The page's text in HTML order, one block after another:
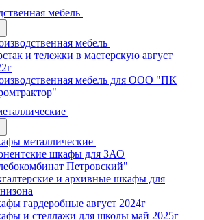
мебель
мебель
и тележки в мастерскую август
мебель для ООО "ПК
металлические
шкафы для ЗАО
Петровский"
и архивные шкафы для
гардеробные август 2024г
и стеллажи для школы май 2025г